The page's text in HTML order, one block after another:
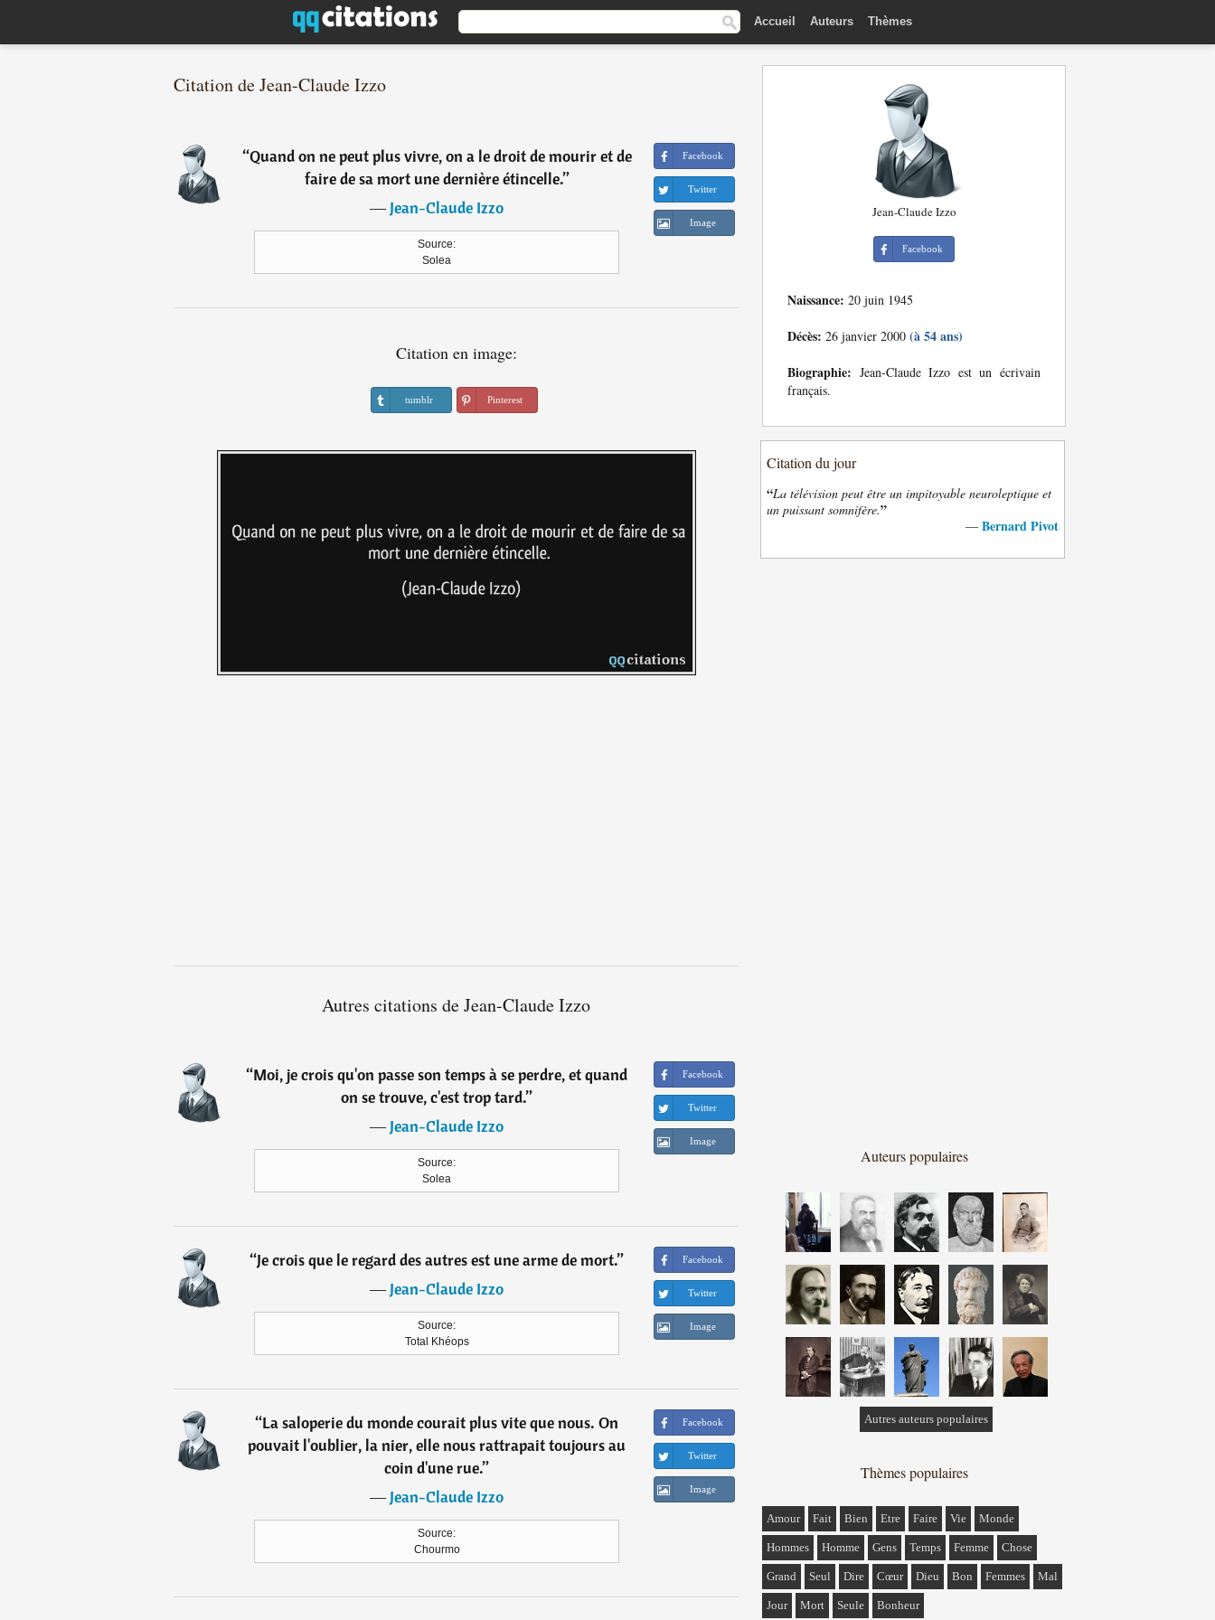
Accueil Auteurs Thèmes
Citation de Jean-Claude Izzo
“Quand on ne peut plus vivre, on a le droit de mourir et de
faire de sa mort une dernière étincelle.”
―Jean-Claude Izzo
Source:
Solea
Facebook
Twitter
Image
Citation en image:
tumblr Pinterest
Autres citations de Jean-Claude Izzo
“Moi, je crois qu'on passe son temps à se perdre, et quand
on se trouve, c'est trop tard.”
―Jean-Claude Izzo
Source:
Solea
Facebook
Twitter
Image
“Je crois que le regard des autres est une arme de mort.”
―Jean-Claude Izzo
Source:
Total Khéops
Facebook
Twitter
Image
“La saloperie du monde courait plus vite que nous. On
pouvait l'oublier, la nier, elle nous rattrapait toujours au
coin d'une rue.”
―Jean-Claude Izzo
Source:
Chourmo
Facebook
Twitter
Image
Jean-Claude Izzo
Facebook
Naissance: 20 juin 1945
Décès: 26 janvier 2000 (à 54 ans)
Biographie: Jean-Claude Izzo est un écrivain
français.
Citation du jour
“La télévision peut être un impitoyable neuroleptique et
un puissant somnifère.”
— Bernard Pivot
Auteurs populaires
Autres auteurs populaires
Thèmes populaires
Amour Fait Bien Etre Faire Vie Monde
Hommes Homme Gens Temps Femme Chose
Grand Seul Dire Cœur Dieu Bon Femmes Mal
Jour Mort Seule Bonheur